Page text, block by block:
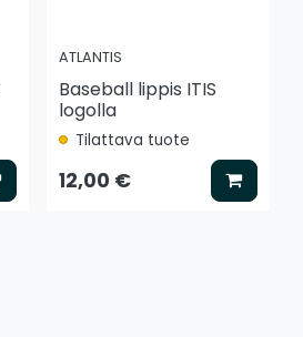
Lisää koriin
ATLANTIS
Baseball lippis ITIS
logolla
Tilattava tuote
12,00 € Lisää